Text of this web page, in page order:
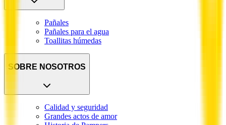
Pañales
Pañales para el agua
Toallitas húmedas
SOBRE NOSOTROS
Calidad y seguridad
Grandes actos de amor